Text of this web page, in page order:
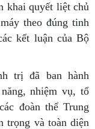
khai quyết liệt chủ
theo đúng tinh
kết luận của Bộ
trị đã ban hành
nhiệm vụ, tổ
đoàn thể Trung
trọng và toàn diện